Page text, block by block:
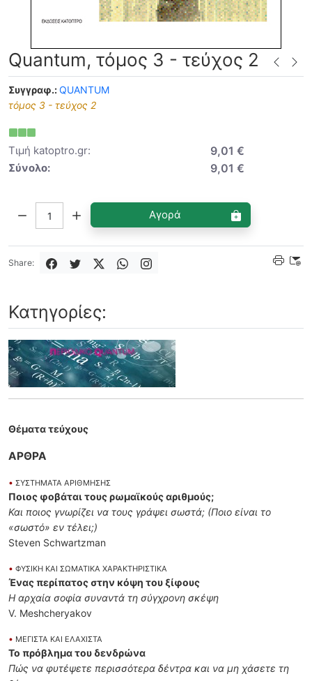
Quantum, τόμος 3 - τεύχος 2
Συγγραφ.:QUANTUM
τόμος 3 - τεύχος 2
Τιμή katoptro.gr: 9,01 €
Σύνολο: 9,01 €
Αγορά
Share:
Κατηγορίες:
Θέματα τεύχους
ΑΡΘΡΑ
• ΣΥΣΤΗΜΑΤΑ ΑΡΙΘΜΗΣΗΣ
Ποιος φοβάται τους ρωμαϊκούς αριθμούς;
Και ποιος γνωρίζει να τους γράψει σωστά; (Ποιο είναι το
«σωστό» εν τέλει;)
Steven Schwartzman
• ΦΥΣΙΚΗ ΚΑΙ ΣΩΜΑΤΙΚΑ ΧΑΡΑΚΤΗΡΙΣΤΙΚΑ
Ένας περίπατος στην κόψη του ξίφους
Η αρχαία σοφία συναντά τη σύγχρονη σκέψη
V. Meshcheryakov
• ΜΕΓΙΣΤΑ ΚΑΙ ΕΛΑΧΙΣΤΑ
Το πρόβλημα του δενδρώνα
Πώς να φυτέψετε περισσότερα δέντρα και να μη χάσετε τη